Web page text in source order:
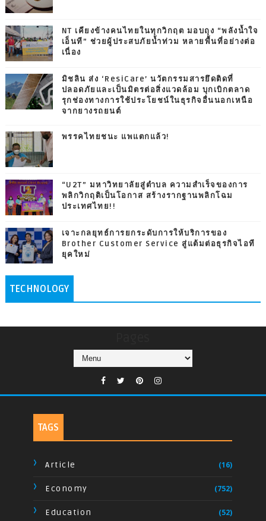
NT เคียงข้างคนไทยในทุกวิกฤต มอบถุง “พลังน้ำใจ
เอ็นที” ช่วยผู้ประสบภัยน้ำท่วม หลายพื้นที่อย่างต่อ
เนื่อง
มิชลิน ส่ง ‘ResiCare’ นวัตกรรมสารยึดติดที่
ปลอดภัยและเป็นมิตรต่อสิ่งแวดล้อม บุกเบิกตลาด
รุกช่องทางการใช้ประโยชน์ในธุรกิจอื่นนอกเหนือ
จากยางรถยนต์
พรรคไทยชนะ แพแตกแล้ว!
“U2T” มหาวิทยาลัยสู่ตำบล ความสำเร็จของการ
พลิกวิกฤติเป็นโอกาส สร้างรากฐานพลิกโฉม
ประเทศไทย!!
เจาะกลยุทธ์การยกระดับการให้บริการของ
Brother Customer Service สู่แต้มต่อธุรกิจไอที
ยุคใหม่
TECHNOLOGY
TAGS
Article (16)
Economy (752)
Education (52)